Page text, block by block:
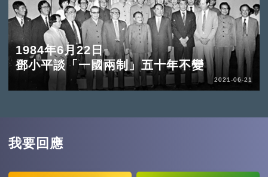
1984年6月22日
鄧小平談「一國兩制」五十年不變
2021-06-21
我要回應